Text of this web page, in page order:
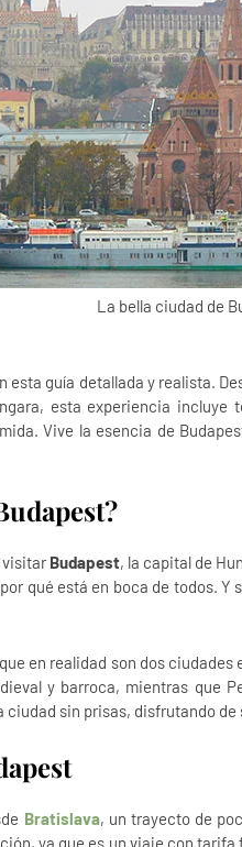
La bella ciudad de
esta guía detallada y realista.
esta experiencia
Vive la esencia de
visitar Budapest, la capital de
qué está en boca de todos.
en realidad son dos ciudades
y barroca, mientras que
ciudad sin prisas, disfrutando
Bratislava, un trayecto de
ya que es un viaje con